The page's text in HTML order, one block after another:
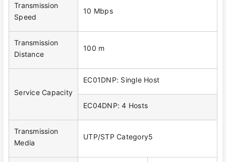
Transmission
Speed
10 Mbps
Transmission
Distance
100 m
Service Capacity
EC01DNP: Single Host
EC04DNP: 4 Hosts
Transmission
Media
UTP/STP Category5